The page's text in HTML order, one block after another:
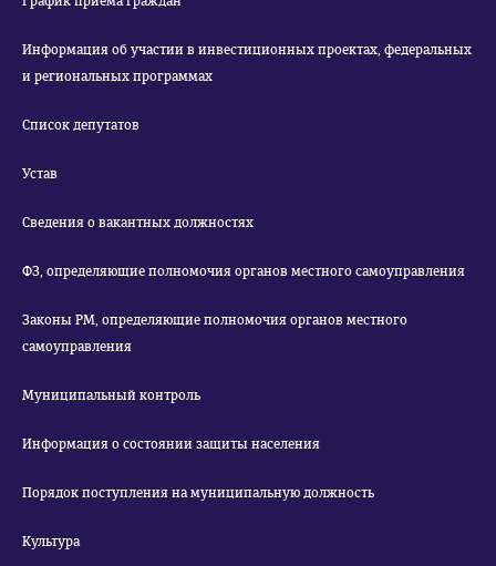
Информация об участии в инвестиционных проектах, федеральных
и региональных программах
Список депутатов
Устав
Сведения о вакантных должностях
ФЗ, определяющие полномочия органов местного самоуправления
Законы РМ, определяющие полномочия органов местного
самоуправления
Муниципальный контроль
Информация о состоянии защиты населения
Порядок поступления на муниципальную должность
Культура